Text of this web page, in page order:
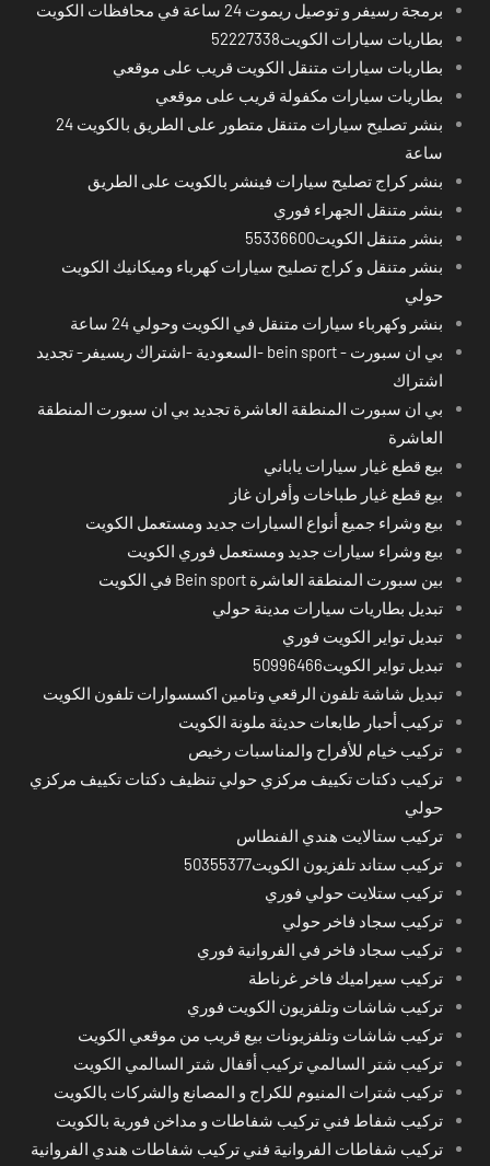
برمجة رسيفر و توصيل ريموت 24 ساعة في محافظات الكويت
بطاريات سيارات الكويت52227338
بطاريات سيارات متنقل الكويت قريب على موقعي
بطاريات سيارات مكفولة قريب على موقعي
بنشر تصليح سيارات متنقل متطور على الطريق بالكويت 24
ساعة
بنشر كراج تصليح سيارات فينشر بالكويت على الطريق
بنشر متنقل الجهراء فوري
بنشر متنقل الكويت55336600
بنشر متنقل و كراج تصليح سيارات كهرباء وميكانيك الكويت
حولي
بنشر وكهرباء سيارات متنقل في الكويت وحولي 24 ساعة
بي ان سبورت - bein sport -السعودية -اشتراك ريسيفر- تجديد
اشتراك
بي ان سبورت المنطقة العاشرة تجديد بي ان سبورت المنطقة
العاشرة
بيع قطع غيار سيارات ياباني
بيع قطع غيار طباخات وأفران غاز
بيع وشراء جميع أنواع السيارات جديد ومستعمل الكويت
بيع وشراء سيارات جديد ومستعمل فوري الكويت
بين سبورت المنطقة العاشرة Bein sport في الكويت
تبديل بطاريات سيارات مدينة حولي
تبديل تواير الكويت فوري
تبديل تواير الكويت50996466
تبديل شاشة تلفون الرقعي وتامين اكسسوارات تلفون الكويت
تركيب أحبار طابعات حديثة ملونة الكويت
تركيب خيام للأفراح والمناسبات رخيص
تركيب دكتات تكييف مركزي حولي تنظيف دكتات تكييف مركزي
حولي
تركيب ستالايت هندي الفنطاس
تركيب ستاند تلفزيون الكويت50355377
تركيب ستلايت حولي فوري
تركيب سجاد فاخر حولي
تركيب سجاد فاخر في الفروانية فوري
تركيب سيراميك فاخر غرناطة
تركيب شاشات وتلفزيون الكويت فوري
تركيب شاشات وتلفزيونات بيع قريب من موقعي الكويت
تركيب شتر السالمي تركيب أقفال شتر السالمي الكويت
تركيب شترات المنيوم للكراج و المصانع والشركات بالكويت
تركيب شفاط فني تركيب شفاطات و مداخن فورية بالكويت
تركيب شفاطات الفروانية فني تركيب شفاطات هندي الفروانية